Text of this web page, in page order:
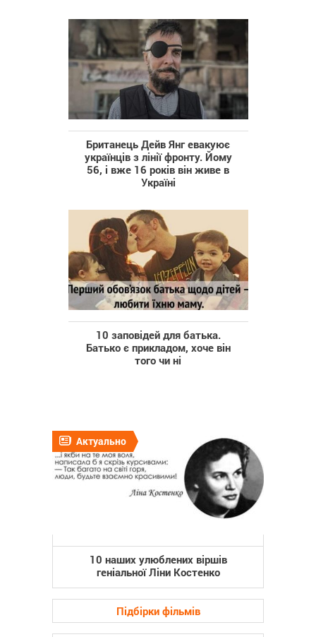
Британець Дейв Янг евакуює
українців з лінії фронту. Йому
56, і вже 16 років він живе в
Україні
10 заповідей для батька.
Батько є прикладом, хоче він
того чи ні
Актуально
10 наших улюблених віршів
геніальної Ліни Костенко
Підбірки фільмів